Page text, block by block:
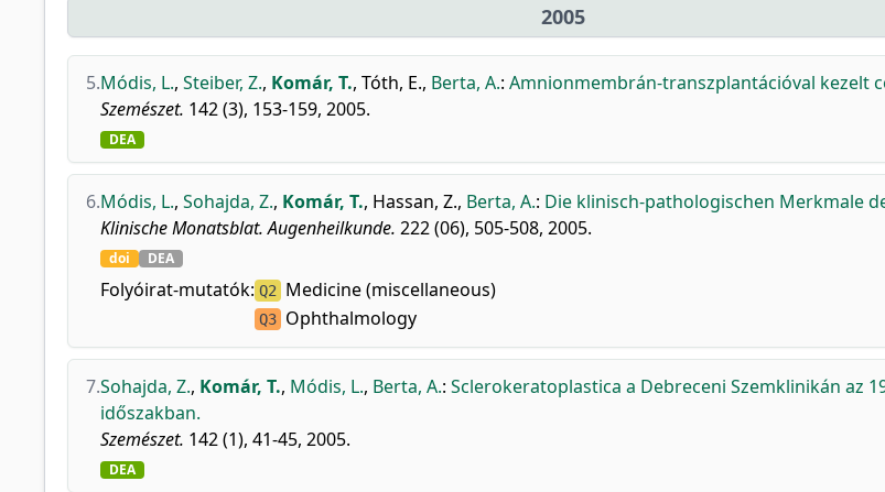
2005
5.Módis, L., Steiber, Z., Komár, T., Tóth, E., Berta, A.: Amnionmembrán-transzplantációval kezelt
Szemészet. 142 (3), 153-159, 2005.
DEA
6.Módis, L., Sohajda, Z., Komár, T., Hassan, Z., Berta, A.: Die klinisch-pathologischen Merkmale
Klinische Monatsblat. Augenheilkunde. 222 (06), 505-508, 2005.
doi DEA
Folyóirat-mutatók: Q2 Medicine (miscellaneous)
Q3 Ophthalmology
7.Sohajda, Z., Komár, T., Módis, L., Berta, A.: Sclerokeratoplastica a Debreceni Szemklinikán az
időszakban.
Szemészet. 142 (1), 41-45, 2005.
DEA